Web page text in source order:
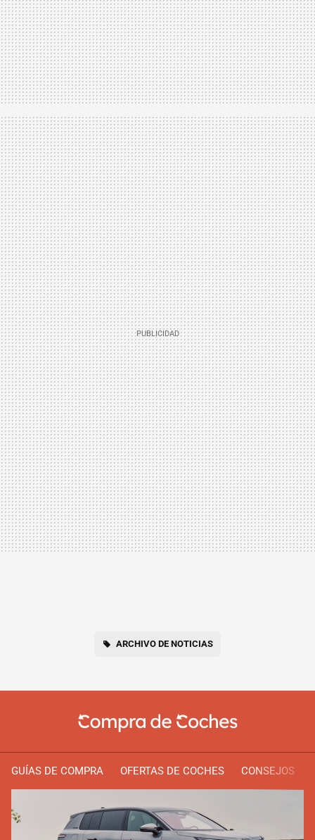
ARCHIVO DE NOTICIAS
GUÍAS DE COMPRA OFERTAS DE COCHES CONSEJOS